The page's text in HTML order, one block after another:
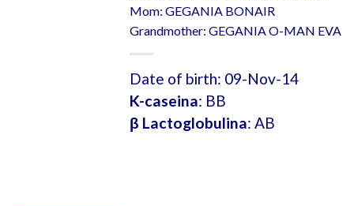
Mom: GEGANIA BONAIR
Grandmother: GEGANIA O-MAN EVA
Date of birth: 09-Nov-14
K-caseina: BB
β Lactoglobulina: AB